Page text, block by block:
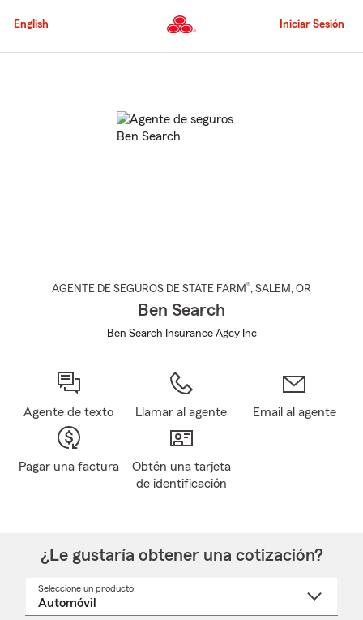
al
principal
English Iniciar Sesión
AGENTE DE SEGUROS DE STATE FARM®, SALEM , OR
Ben Search
Ben Search Insurance Agcy Inc
Agente de texto Llamar al agente Email al agente
Pagar una factura
Obtén una tarjeta
de identificación
¿Le gustaría obtener una cotización?
Seleccione un producto